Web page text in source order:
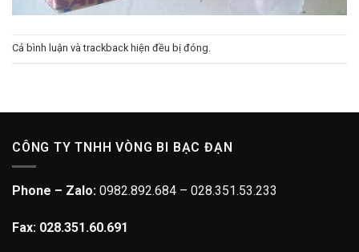
Cả bình luận và trackback hiện đều bị đóng.
CÔNG TY TNHH VÒNG BI BẠC ĐẠN
Phone – Zalo: 0982.892.684 – 028.351.53.233
Fax: 028.351.60.691